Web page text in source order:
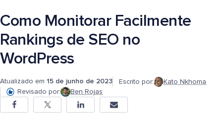
Como Monitorar Facilmente
Rankings de SEO no
WordPress
Atualizado em 15 de junho de 2023 Escrito por:
Kato Nkhoma
Revisado por:
Ben Rojas